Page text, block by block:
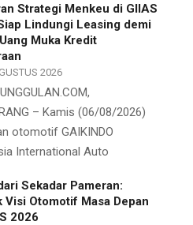
Strategi Menkeu di GIIAS
Lindungi Leasing demi
Muka Kredit
2026
– Kamis (06/08/2026)
otomotif GAIKINDO
International Auto
Sekadar Pameran:
Visi Otomotif Masa Depan
2026